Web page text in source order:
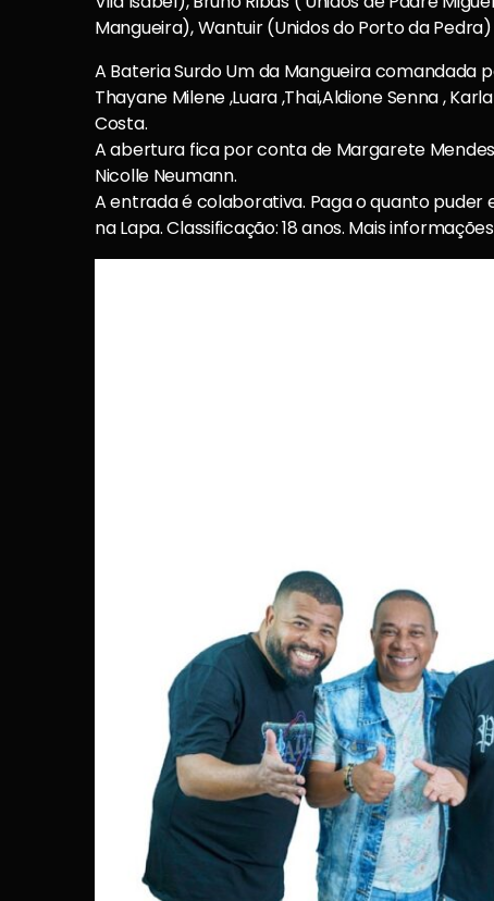
Mangueira), Wantuir (Unidos do Porto da
A Bateria Surdo Um da Mangueira comandada
Thayane Milene ,Luara ,Thai,Aldione Senna ,
Costa.
A abertura fica por conta de Margarete
Nicolle Neumann.
A entrada é colaborativa. Paga o quanto puder
na Lapa. Classificação: 18 anos. Mais